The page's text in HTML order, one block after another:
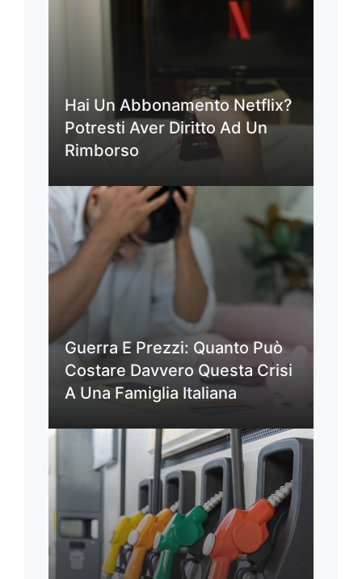
Hai Un Abbonamento Netflix?
Potresti Aver Diritto Ad Un
Rimborso
Guerra E Prezzi: Quanto Può
Costare Davvero Questa Crisi
A Una Famiglia Italiana